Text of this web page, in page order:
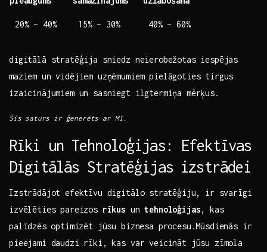
20% –⁣ 40% 15% – 30% 40%‌ – 60%
digitālā stratēģija sniedz neierobežotas iespējas‍
maziem un vidējiem uzņēmumiem pielāgoties tirgus
izaicinājumiem un sasniegt ilgtermiņa mērķus.
Šis⁢ saturs ir ģenerēts‌ ar MI.
Rīki un Tehnoloģijas: Efektīvas
Digitālās Stratēģijas⁢ izstrādei
Izstrādājot efektīvu digitālo ⁢stratēģiju, ir svarīgi
izvēlēties pareizos rīkus untehnoloģijas, kas
‍palīdzēs⁤ optimizēt‌ jūsu biznesa procesu.Mūsdienās ⁣ir
pieejami daudzi ‍rīki, kas var veicināt jūsu ​zīmola